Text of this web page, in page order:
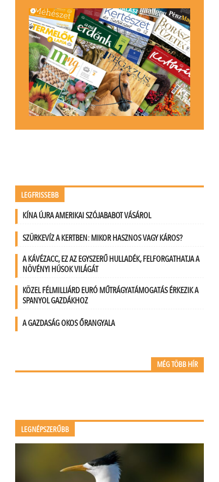
LEGFRISSEBB
KÍNA ÚJRA AMERIKAI SZÓJABABOT VÁSÁROL
SZÜRKEVÍZ A KERTBEN: MIKOR HASZNOS VAGY KÁROS?
A KÁVÉZACC, EZ AZ EGYSZERŰ HULLADÉK, FELFORGATHATJA A
NÖVÉNYI HÚSOK VILÁGÁT
KÖZEL FÉLMILLIÁRD EURÓ MŰTRÁGYATÁMOGATÁS ÉRKEZIK A
SPANYOL GAZDÁKHOZ
A GAZDASÁG OKOS ŐRANGYALA
MÉG TÖBB HÍR
LEGNÉPSZERŰBB